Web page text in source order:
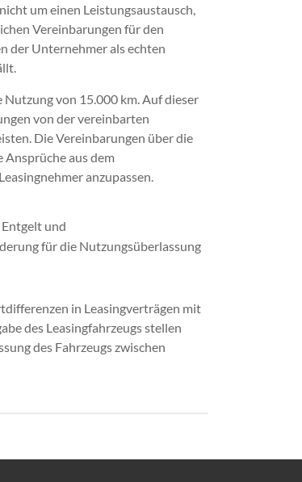
um einen Leistungsaustausch,
Vereinbarungen für den
der Unternehmer als echten
Nutzung von 15.000 km. Auf dieser
von der vereinbarten
Die Vereinbarungen über die
aus dem
anzupassen.
und
für die Nutzungsüberlassung
in Leasingverträgen mit
des Leasingfahrzeugs stellen
des Fahrzeugs zwischen